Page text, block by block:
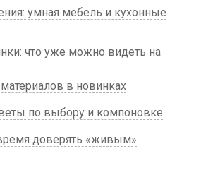
умная мебель и кухонные
что уже можно видеть на
в новинках
по выбору и компоновке
доверять «живым»